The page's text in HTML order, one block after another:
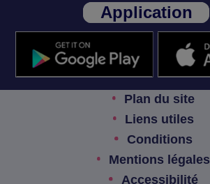
Application
Plan du site
Liens utiles
Conditions
Mentions légales
Accessibilité